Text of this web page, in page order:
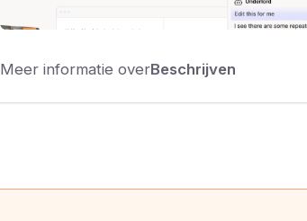
Meer informatie overBeschrijven